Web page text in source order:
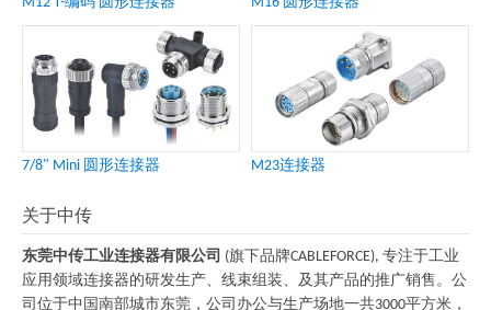
7/8" Mini 圆形连接器 M23连接器
关于中传
东莞中传工业连接器有限公司 (旗下品牌CABLEFORCE), 专注于工业
应用领域连接器的研发生产、线束组装、及其产品的推广销售。公
司位于中国南部城市东莞，公司办公与生产场地一共3000平方米，